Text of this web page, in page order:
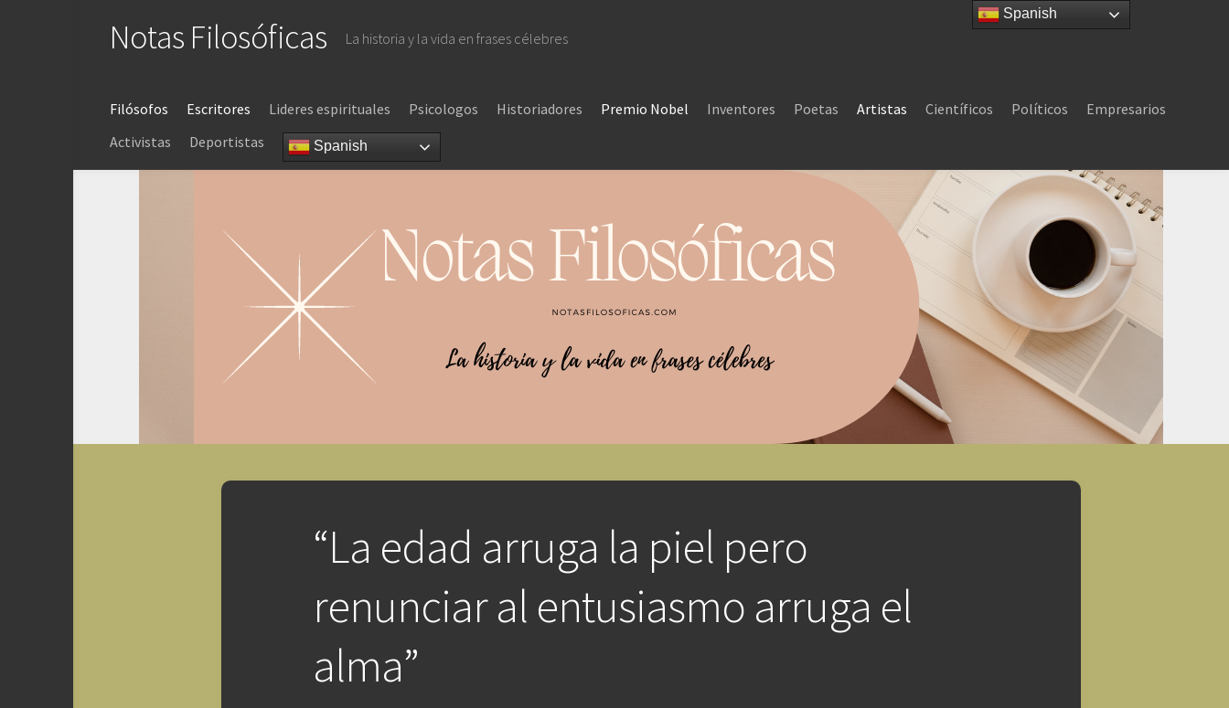
Notas Filosóficas La historia y la vida en frases célebres
Filósofos Escritores Lideres espirituales Psicologos Historiadores Premio Nobel Inventores Poetas Artistas Científicos Políticos
Empresarios
Activistas
Deportistas Spanish
“La edad arruga la piel pero
renunciar al entusiasmo arruga el
alma”
Spanish